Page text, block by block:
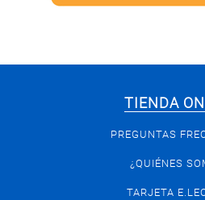
TIENDA
PREGUNTAS
¿QUIÉNES
TARJETA